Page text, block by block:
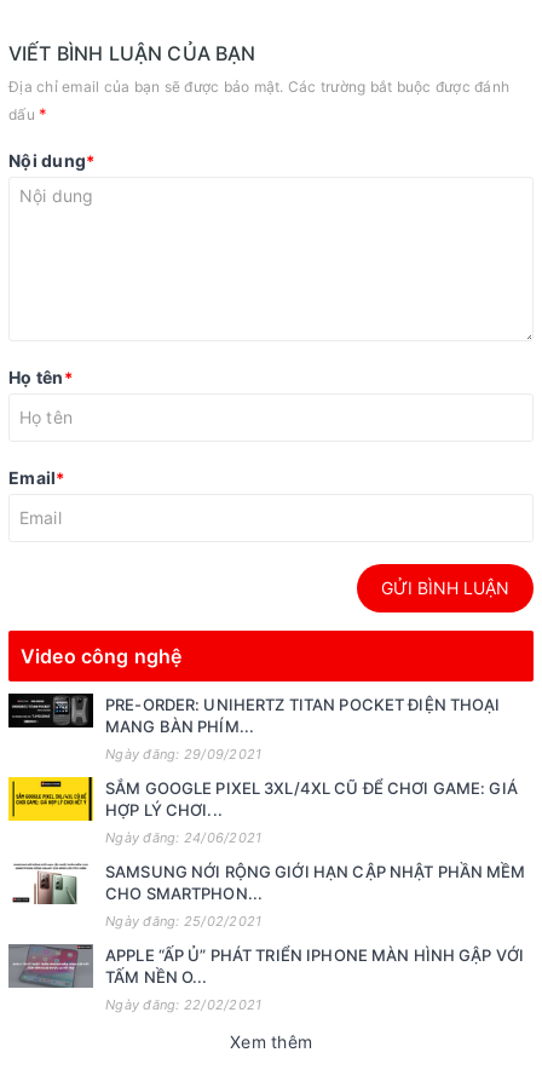
VIẾT BÌNH LUẬN CỦA BẠN
Địa chỉ email của bạn sẽ được bảo mật. Các trường bắt buộc được đánh
dấu *
Nội dung*
Họ tên*
Email*
GỬI BÌNH LUẬN
Video công nghệ
PRE-ORDER: UNIHERTZ TITAN POCKET ĐIỆN THOẠI
MANG BÀN PHÍM...
Ngày đăng: 29/09/2021
SẮM GOOGLE PIXEL 3XL/4XL CŨ ĐỂ CHƠI GAME: GIÁ
HỢP LÝ CHƠI...
Ngày đăng: 24/06/2021
SAMSUNG NỚI RỘNG GIỚI HẠN CẬP NHẬT PHẦN MỀM
CHO SMARTPHON...
Ngày đăng: 25/02/2021
APPLE “ẤP Ủ” PHÁT TRIỂN IPHONE MÀN HÌNH GẬP VỚI
TẤM NỀN O...
Ngày đăng: 22/02/2021
Xem thêm